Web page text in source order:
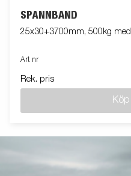
SPÄNNBAND
25x30+3700mm, 500kg
Art nr
Rek. pris
Köp